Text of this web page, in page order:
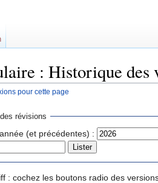
: Historique des
pour cette page
révisions
(et précédentes) :
: cochez les boutons radio des